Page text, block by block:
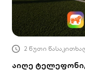
სად და რაში
2 წუთი
აიღე